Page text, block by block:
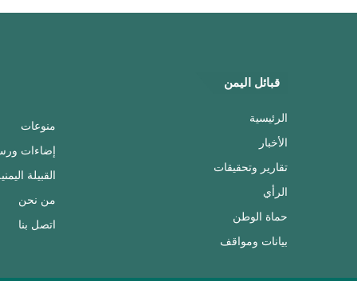
قبائل اليمن
الرئيسية
الأخبار
تقارير وتحقيقات
الرأي
حماة الوطن
بيانات ومواقف
منوعات
إضاءات
القبيلة
من نحن
اتصل بنا